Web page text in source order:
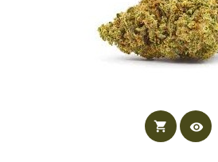
shopping_cart visibility